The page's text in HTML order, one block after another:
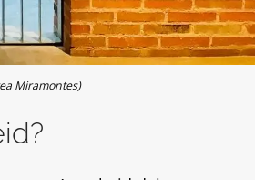
Miramontes)